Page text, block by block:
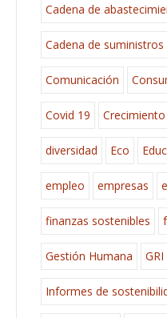
Cadena de
Cadena de suministros
Comunicación
Covid 19
diversidad Eco
empleo empresas
finanzas sostenibles
Gestión Humana GRI
Informes de